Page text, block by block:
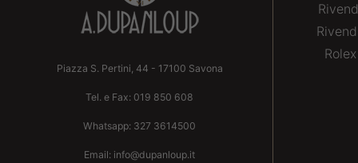
Piazza S. Pertini, 44 - 17100 Savona
Tel. e Fax: 019 850 608
Whatsapp: 327 3614500
Email: info@dupanloup.it